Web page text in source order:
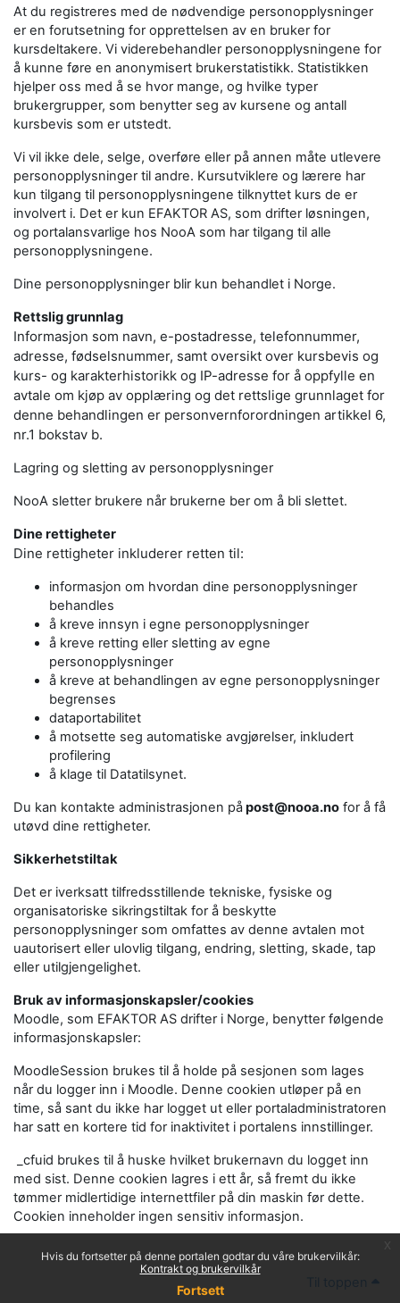
Hvis du fortsetter på denne portalen godtar du våre brukervilkår:
Kontrakt og brukervilkår
Fortsett
At du registreres med de nødvendige personopplysninger
er en forutsetning for opprettelsen av en bruker for
kursdeltakere. Vi viderebehandler personopplysningene for
å kunne føre en anonymisert brukerstatistikk. Statistikken
hjelper oss med å se hvor mange, og hvilke typer
brukergrupper, som benytter seg av kursene og antall
kursbevis som er utstedt.
Vi vil ikke dele, selge, overføre eller på annen måte utlevere
personopplysninger til andre. Kursutviklere og lærere har
kun tilgang til personopplysningene tilknyttet kurs de er
involvert i. Det er kun EFAKTOR AS, som drifter løsningen,
og portalansvarlige hos NooA som har tilgang til alle
personopplysningene.
Dine personopplysninger blir kun behandlet i Norge.
Rettslig grunnlag
Informasjon som navn, e-postadresse, telefonnummer,
adresse, fødselsnummer, samt oversikt over kursbevis og
kurs- og karakterhistorikk og IP-adresse for å oppfylle en
avtale om kjøp av opplæring og det rettslige grunnlaget for
denne behandlingen er personvernforordningen artikkel 6,
nr.1 bokstav b.
Lagring og sletting av personopplysninger
NooA sletter brukere når brukerne ber om å bli slettet.
Dine rettigheter
Dine rettigheter inkluderer retten til:
informasjon om hvordan dine personopplysninger
behandles
å kreve innsyn i egne personopplysninger
å kreve retting eller sletting av egne
personopplysninger
å kreve at behandlingen av egne personopplysninger
begrenses
dataportabilitet
å motsette seg automatiske avgjørelser, inkludert
profilering
å klage til Datatilsynet.
Du kan kontakte administrasjonen påpost@nooa.no for å få
utøvd dine rettigheter.
Sikkerhetstiltak
Det er iverksatt tilfredsstillende tekniske, fysiske og
organisatoriske sikringstiltak for å beskytte
personopplysninger som omfattes av denne avtalen mot
uautorisert eller ulovlig tilgang, endring, sletting, skade, tap
eller utilgjengelighet.
Bruk av informasjonskapsler/cookies
Moodle, som EFAKTOR AS drifter i Norge, benytter følgende
informasjonskapsler:
MoodleSession brukes til å holde på sesjonen som lages
når du logger inn i Moodle. Denne cookien utløper på en
time, så sant du ikke har logget ut eller portaladministratoren
har satt en kortere tid for inaktivitet i portalens innstillinger.
_cfuid brukes til å huske hvilket brukernavn du logget inn
med sist. Denne cookien lagres i ett år, så fremt du ikke
tømmer midlertidige internettfiler på din maskin før dette.
Cookien inneholder ingen sensitiv informasjon.
Til toppen